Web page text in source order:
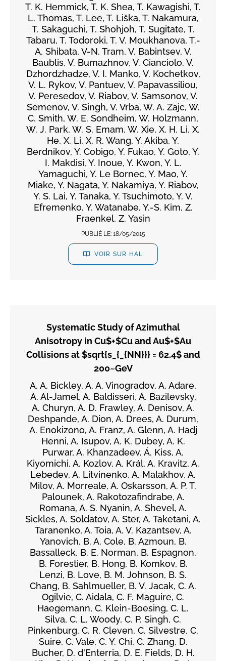
T. K. Hemmick, T. K. Shea, T. Kawagishi, T.
L. Thomas, T. Lee, T. Liška, T. Nakamura,
T. Sakaguchi, T. Shohjoh, T. Sugitate, T.
Tabaru, T. Todoroki, T. V. Moukhanova, T.-
A. Shibata, V-N. Tram, V. Babintsev, V.
Baublis, V. Bumazhnov, V. Cianciolo, V.
Dzhordzhadze, V. I. Manko, V. Kochetkov,
V. L. Rykov, V. Pantuev, V. Papavassiliou,
V. Peresedov, V. Riabov, V. Samsonov, V.
Semenov, V. Singh, V. Vrba, W. A. Zajc, W.
C. Smith, W. E. Sondheim, W. Holzmann,
W. J. Park, W. S. Emam, W. Xie, X. H. Li, X.
He, X. Li, X. R. Wang, Y. Akiba, Y.
Berdnikov, Y. Cobigo, Y. Fukao, Y. Goto, Y.
I. Makdisi, Y. Inoue, Y. Kwon, Y. L.
Yamaguchi, Y. Le Bornec, Y. Mao, Y.
Miake, Y. Nagata, Y. Nakamiya, Y. Riabov,
Y. S. Lai, Y. Tanaka, Y. Tsuchimoto, Y. V.
Efremenko, Y. Watanabe, Y.-S. Kim, Z.
Fraenkel, Z. Yasin
PUBLIÉ LE: 18/05/2015
VOIR SUR HAL
Systematic Study of Azimuthal
Anisotropy in Cu$+$Cu and Au$+$Au
Collisions at $sqrt{s_{_{NN}}} = 62.4$ and
200~GeV
A. A. Bickley, A. A. Vinogradov, A. Adare,
A. Al-Jamel, A. Baldisseri, A. Bazilevsky,
A. Churyn, A. D. Frawley, A. Denisov, A.
Deshpande, A. Dion, A. Drees, A. Durum,
A. Enokizono, A. Franz, A. Glenn, A. Hadj
Henni, A. Isupov, A. K. Dubey, A. K.
Purwar, A. Khanzadeev, Á. Kiss, A.
Kiyomichi, A. Kozlov, A. Král, A. Kravitz, A.
Lebedev, A. Litvinenko, A. Malakhov, A.
Milov, A. Morreale, A. Oskarsson, A. P. T.
Palounek, A. Rakotozafindrabe, A.
Romana, A. S. Nyanin, A. Shevel, A.
Sickles, A. Soldatov, A. Ster, A. Taketani, A.
Taranenko, A. Toia, A. V. Kazantsev, A.
Yanovich, B. A. Cole, B. Azmoun, B.
Bassalleck, B. E. Norman, B. Espagnon,
B. Forestier, B. Hong, B. Komkov, B.
Lenzi, B. Love, B. M. Johnson, B. S.
Chang, B. Sahlmueller, B. V. Jacak, C. A.
Ogilvie, C. Aidala, C. F. Maguire, C.
Haegemann, C. Klein-Boesing, C. L.
Silva, C. L. Woody, C. P. Singh, C.
Pinkenburg, C. R. Cleven, C. Silvestre, C.
Suire, C. Vale, C. Y. Chi, C. Zhang, D.
Bucher, D. d'Enterria, D. E. Fields, D. H.